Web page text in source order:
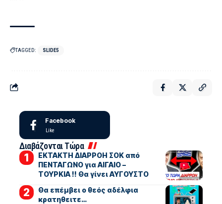
TAGGED: SLIDE5
Facebook
Like
Διαβάζονται Τώρα
ΕΚΤΑΚΤΗ ΔΙΑΡΡΟΗ ΣΟΚ από
ΠΕΝΤΑΓΩΝΟ για ΑΙΓΑΙΟ –
ΤΟΥΡΚΙΑ !! Θα γίνει ΑΥΓΟΥΣΤΟ
Θα επέμβει ο θεός αδέλφια
κρατηθειτε…